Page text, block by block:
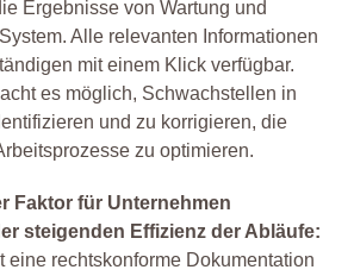
Ergebnisse von Wartung und
Alle relevanten Informationen
mit einem Klick verfügbar.
es möglich, Schwachstellen in
und zu korrigieren, die
zu optimieren.
Faktor für Unternehmen
steigenden Effizienz der Abläufe:
eine rechtskonforme Dokumentation